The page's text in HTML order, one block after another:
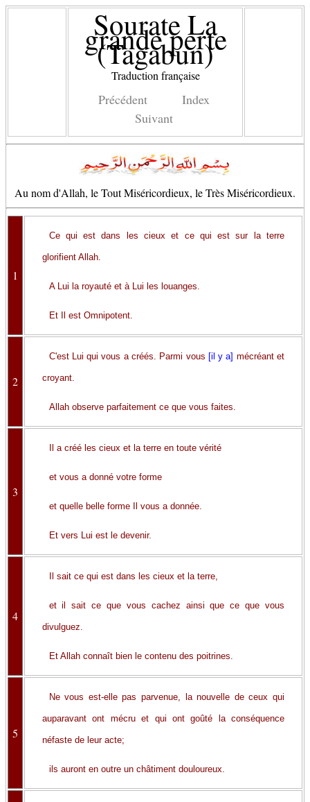
Sourate La
grande perte
(Tagabun)
Traduction française
Précédent
Index
Suivant
Au nom d'Allah, le Tout Miséricordieux, le Très Miséricordieux.
1
Ce qui est dans les cieux et ce qui est sur la terre
glorifient Allah.
A Lui la royauté et à Lui les louanges.
Et Il est Omnipotent.
2
C'est Lui qui vous a créés. Parmi vous [il y a] mécréant et
croyant.
Allah observe parfaitement ce que vous faites.
3
Il a créé les cieux et la terre en toute vérité
et vous a donné votre forme
et quelle belle forme Il vous a donnée.
Et vers Lui est le devenir.
4
Il sait ce qui est dans les cieux et la terre,
et il sait ce que vous cachez ainsi que ce que vous
divulguez.
Et Allah connaît bien le contenu des poitrines.
5
Ne vous est-elle pas parvenue, la nouvelle de ceux qui
auparavant ont mécru et qui ont goûté la conséquence
néfaste de leur acte;
ils auront en outre un châtiment douloureux.